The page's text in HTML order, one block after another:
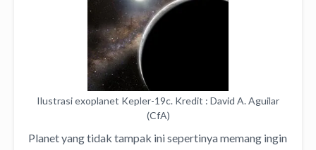
Ilustrasi exoplanet Kepler-19c. Kredit : David A. Aguilar
(CfA)
Planet yang tidak tampak ini sepertinya memang ingin